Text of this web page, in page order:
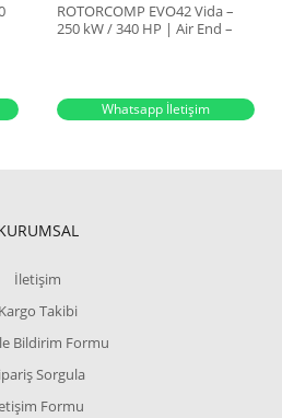
ROTORCOMP EVO42 Vida –
250 kW / 340 HP | Air End –
Whatsapp İletişim
İletişim
Kargo Takibi
Bildirim Formu
Sorgula
Formu